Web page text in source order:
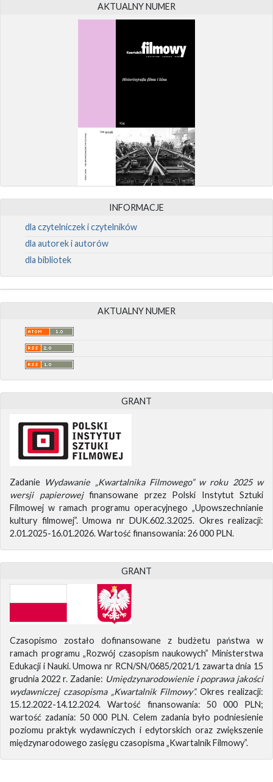
AKTUALNY NUMER
INFORMACJE
dla czytelniczek i czytelników
dla autorek i autorów
dla bibliotek
AKTUALNY NUMER
GRANT
Zadanie Wydawanie „Kwartalnika Filmowego” w roku 2025 w
wersji papierowejfinansowane przez Polski Instytut Sztuki
Filmowej w ramach programu operacyjnego „Upowszechnianie
kultury filmowej”. Umowa nr DUK.602.3.2025. Okres realizacji:
2.01.2025-16.01.2026. Wartość finansowania: 26 000 PLN.
GRANT
Czasopismo zostało dofinansowane z budżetu państwa w
ramach programu „Rozwój czasopism naukowych” Ministerstwa
Edukacji i Nauki. Umowa nr RCN/SN/0685/2021/1 zawarta dnia 15
grudnia 2022 r. Zadanie: Umiędzynarodowienie i poprawa jakości
wydawniczej czasopisma „Kwartalnik Filmowy”.Okres realizacji:
15.12.2022-14.12.2024. Wartość finansowania: 50 000 PLN;
wartość zadania: 50 000 PLN. Celem zadania było podniesienie
poziomu praktyk wydawniczych i edytorskich oraz zwiększenie
międzynarodowego zasięgu czasopisma „Kwartalnik Filmowy”.